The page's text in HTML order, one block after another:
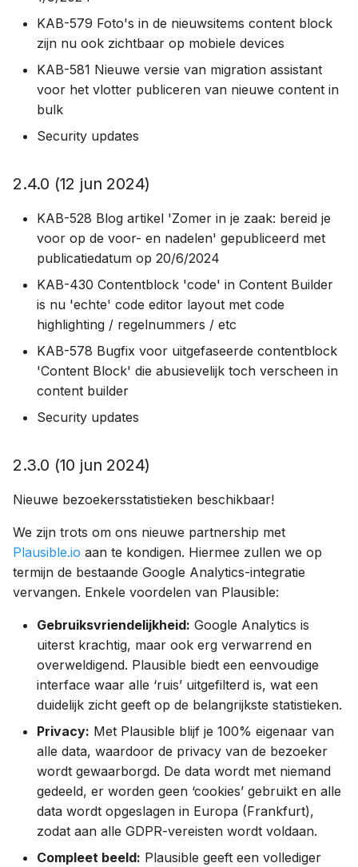
KAB-579 Foto's in de nieuwsitems content block
zijn nu ook zichtbaar op mobiele devices
KAB-581 Nieuwe versie van migration assistant
voor het vlotter publiceren van nieuwe content in
bulk
Security updates
2.4.0 (12 jun 2024)
KAB-528 Blog artikel 'Zomer in je zaak: bereid je
voor op de voor- en nadelen' gepubliceerd met
publicatiedatum op 20/6/2024
KAB-430 Contentblock 'code' in Content Builder
is nu 'echte' code editor layout met code
highlighting / regelnummers / etc
KAB-578 Bugfix voor uitgefaseerde contentblock
'Content Block' die abusievelijk toch verscheen in
content builder
Security updates
2.3.0 (10 jun 2024)
Nieuwe bezoekersstatistieken beschikbaar!
We zijn trots om ons nieuwe partnership met
Plausible.io aan te kondigen. Hiermee zullen we op
termijn de bestaande Google Analytics-integratie
vervangen. Enkele voordelen van Plausible:
Gebruiksvriendelijkheid: Google Analytics is
uiterst krachtig, maar ook erg verwarrend en
overweldigend. Plausible biedt een eenvoudige
interface waar alle ‘ruis’ uitgefilterd is, wat een
duidelijk zicht geeft op de belangrijkste statistieken.
Privacy: Met Plausible blijf je 100% eigenaar van
alle data, waardoor de privacy van de bezoeker
wordt gewaarborgd. De data wordt met niemand
gedeeld, er worden geen ‘cookies’ gebruikt en alle
data wordt opgeslagen in Europa (Frankfurt),
zodat aan alle GDPR-vereisten wordt voldaan.
Compleet beeld: Plausible geeft een vollediger